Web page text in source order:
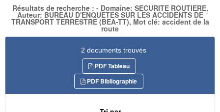
Résultats de recherche : - Domaine: SECURITE ROUTIERE,
Auteur: BUREAU D'ENQUETES SUR LES ACCIDENTS DE
TRANSPORT TERRESTRE (BEA-TT), Mot clé: accident de la
route
2 documents trouvés
PDF Tableau
PDF Bibliographie